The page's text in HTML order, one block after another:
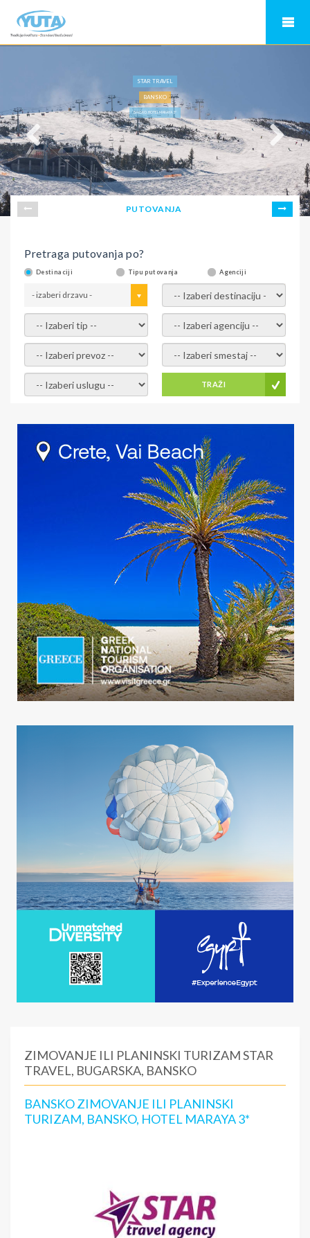
STAR TRAVEL
BANSKO
BANSKO, HOTEL MARAYA 3*
PUTOVANJA
Pretraga putovanja po?
Destinaciji Tipu putovanja Agenciji
- izaberi drzavu - - izaberi destinaciju -
- izaberi tip - - izaberi agenciju -
- izaberi prevoz - - Izaberite smestaj -
- Izaberite uslugu - TRAŽI
ZIMOVANJE ILI PLANINSKI TURIZAM STAR
TRAVEL, BUGARSKA, BANSKO
BANSKO ZIMOVANJE ILI PLANINSKI
TURIZAM, BANSKO, HOTEL MARAYA 3*